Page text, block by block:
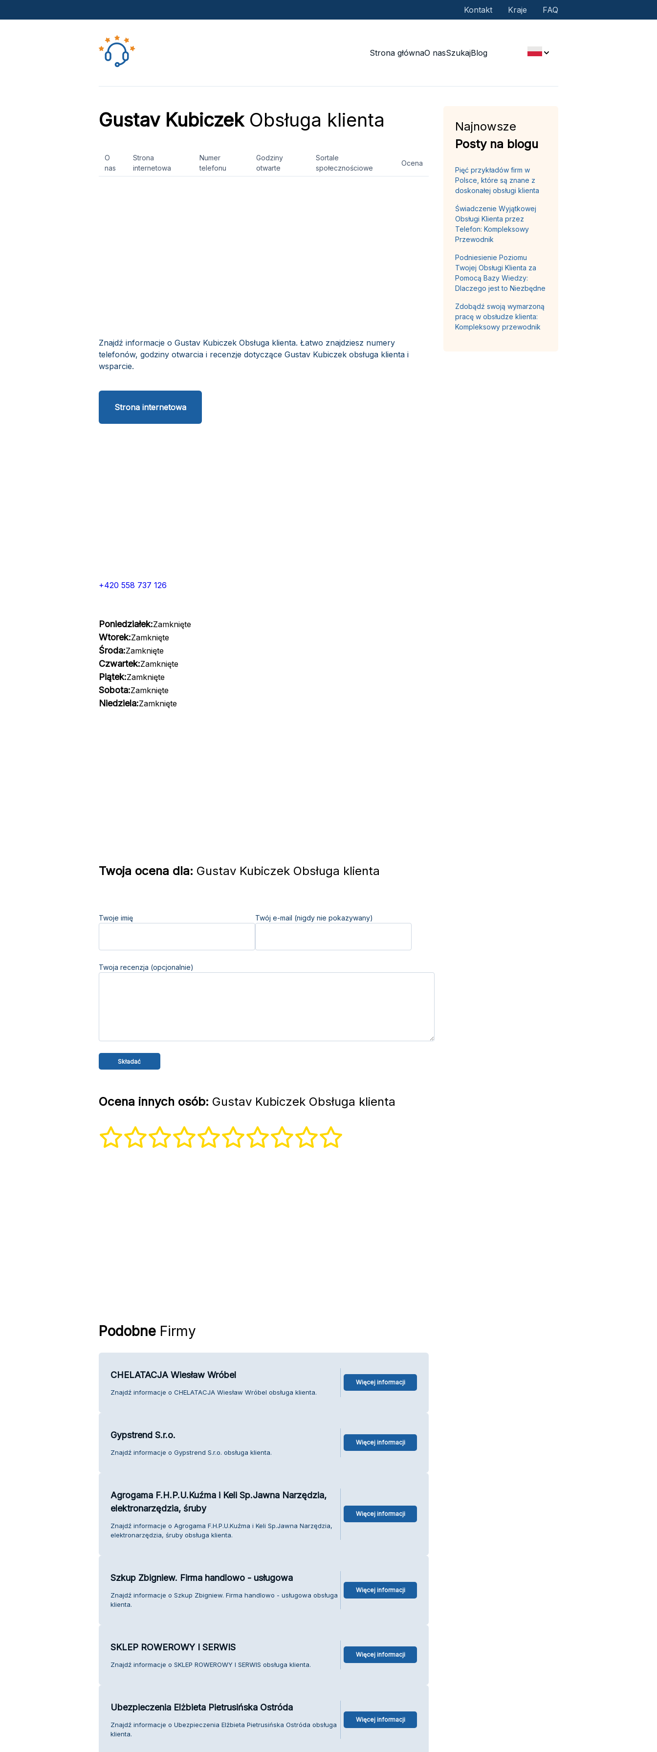
Kontakt Kraje FAQ
Strona głównaO nasSzukajBlog
Gustav KubiczekObsługa klienta
O
nas
Strona
internetowa
Numer
telefonu
Godziny
otwarte
Sortale
społecznościowe
Ocena
Znajdź informacje o Gustav Kubiczek Obsługa klienta. Łatwo znajdziesz numery
telefonów, godziny otwarcia i recenzje dotyczące Gustav Kubiczek obsługa klienta i
wsparcie.
Strona internetowa
+420 558 737 126
Poniedziałek:Zamknięte
Wtorek:Zamknięte
Środa:Zamknięte
Czwartek:Zamknięte
Piątek:Zamknięte
Sobota:Zamknięte
Niedziela:Zamknięte
Twoja ocena dla: Gustav Kubiczek Obsługa klienta
Twoje imię Twój e-mail (nigdy nie pokazywany)
Twoja recenzja (opcjonalnie)
Ocena innych osób: Gustav Kubiczek Obsługa klienta
PodobneFirmy
CHELATACJA Wiesław Wróbel
Znajdź informacje o CHELATACJA Wiesław Wróbel obsługa klienta.
Więcej informacji
Gypstrend S.r.o.
Znajdź informacje o Gypstrend S.r.o. obsługa klienta.
Więcej informacji
Agrogama F.H.P.U.Kuźma i Keli Sp.Jawna Narzędzia,
elektronarzędzia, śruby
Znajdź informacje o Agrogama F.H.P.U.Kuźma i Keli Sp.Jawna Narzędzia,
elektronarzędzia, śruby obsługa klienta.
Więcej informacji
Szkup Zbigniew. Firma handlowo - usługowa
Znajdź informacje o Szkup Zbigniew. Firma handlowo - usługowa obsługa
klienta.
Więcej informacji
SKLEP ROWEROWY I SERWIS
Znajdź informacje o SKLEP ROWEROWY I SERWIS obsługa klienta.
Więcej informacji
Ubezpieczenia Elżbieta Pietrusińska Ostróda
Znajdź informacje o Ubezpieczenia Elżbieta Pietrusińska Ostróda obsługa
klienta.
Więcej informacji
Najnowsze
Posty na blogu
Pięć przykładów firm w
Polsce, które są znane z
doskonałej obsługi klienta
Świadczenie Wyjątkowej
Obsługi Klienta przez
Telefon: Kompleksowy
Przewodnik
Podniesienie Poziomu
Twojej Obsługi Klienta za
Pomocą Bazy Wiedzy:
Dlaczego jest to Niezbędne
Zdobądź swoją wymarzoną
pracę w obsłudze klienta:
Kompleksowy przewodnik